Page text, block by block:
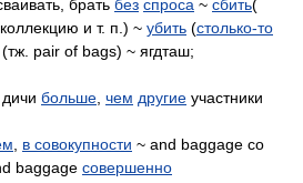
брать без спроса ~ сбить(
и т. п.) ~ убить (столько-то
pair of bags) ~ ягдташ;
больше чем другие участники
в совокупности ~ and baggage со
baggage совершенно